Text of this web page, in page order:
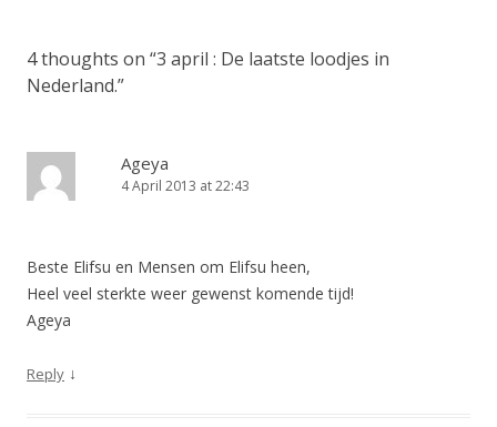
4 thoughts on “3 april : De laatste loodjes in
Nederland.”
Ageya
4 April 2013 at 22:43
Beste Elifsu en Mensen om Elifsu heen,
Heel veel sterkte weer gewenst komende tijd!
Ageya
Reply ↓